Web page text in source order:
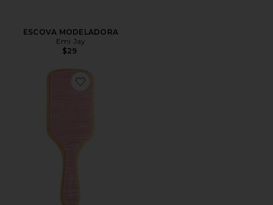
ESCOVA MODELADORA
Emi Jay
$29
Favorite Bamboo Paddle Brush